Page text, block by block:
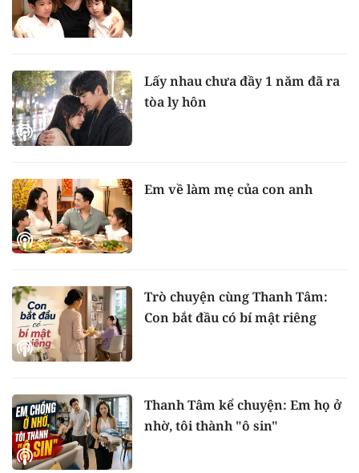
Lấy nhau chưa đầy 1 năm đã ra
tòa ly hôn
Em về làm mẹ của con anh
Trò chuyện cùng Thanh Tâm:
Con bắt đầu có bí mật riêng
Thanh Tâm kể chuyện: Em họ ở
nhờ, tôi thành "ô sin"